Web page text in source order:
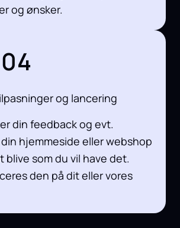
og ønsker.
og lancering
din feedback og evt.
hjemmeside eller webshop
blive som du vil have det.
den på dit eller vores